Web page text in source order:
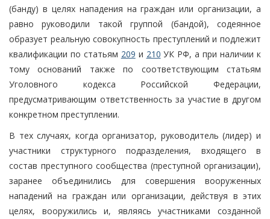
(банду) в целях нападения на граждан или организации, а
равно руководили такой группой (бандой), содеянное
образует реальную совокупность преступлений и подлежит
квалификации по статьям 209 и 210 УК РФ, а при наличии к
тому оснований также по соответствующим статьям
Уголовного кодекса Российской Федерации,
предусматривающим ответственность за участие в другом
конкретном преступлении.
В тех случаях, когда организатор, руководитель (лидер) и
участники структурного подразделения, входящего в
состав преступного сообщества (преступной организации),
заранее объединились для совершения вооруженных
нападений на граждан или организации, действуя в этих
целях, вооружились и, являясь участниками созданной